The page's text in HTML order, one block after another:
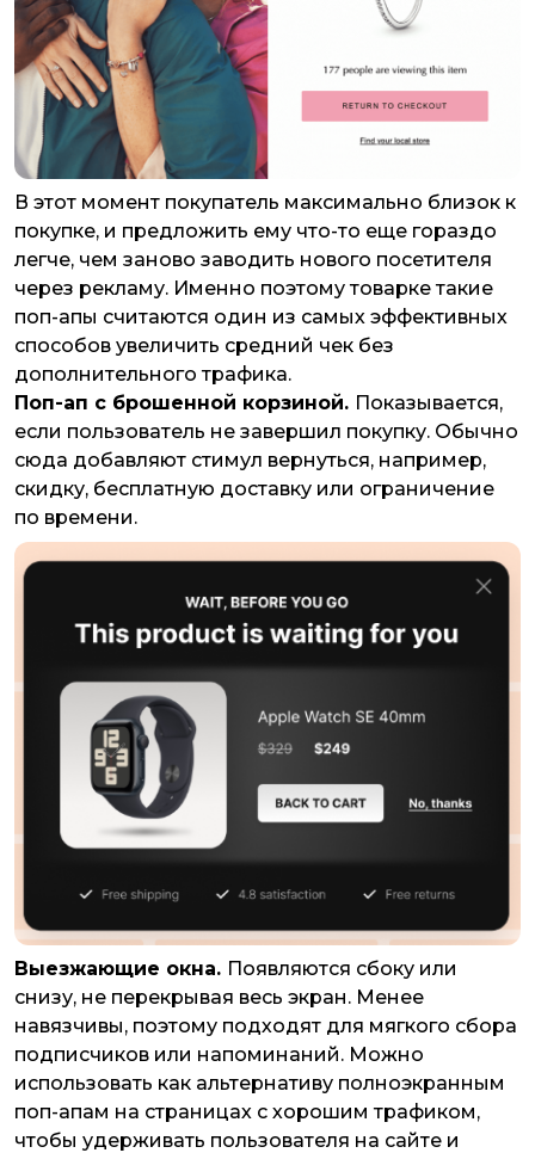
В этот момент покупатель максимально близок к
покупке, и предложить ему что-то еще гораздо
легче, чем заново заводить нового посетителя
через рекламу. Именно поэтому товарке такие
поп-апы считаются один из самых эффективных
способов увеличить средний чек без
дополнительного трафика.
Поп-ап с брошенной корзиной. Показывается,
если пользователь не завершил покупку. Обычно
сюда добавляют стимул вернуться, например,
скидку, бесплатную доставку или ограничение
по времени.
Выезжающие окна. Появляются сбоку или
снизу, не перекрывая весь экран. Менее
навязчивы, поэтому подходят для мягкого сбора
подписчиков или напоминаний. Можно
использовать как альтернативу полноэкранным
поп-апам на страницах с хорошим трафиком,
чтобы удерживать пользователя на сайте и